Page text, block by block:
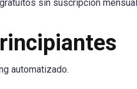
sin suscripción
automatizado.